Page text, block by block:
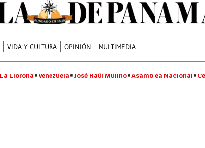
VIDA Y CULTURA OPINIÓN MULTIMEDIA
La Llorona Venezuela José Raúl Mulino Asamblea Nacional